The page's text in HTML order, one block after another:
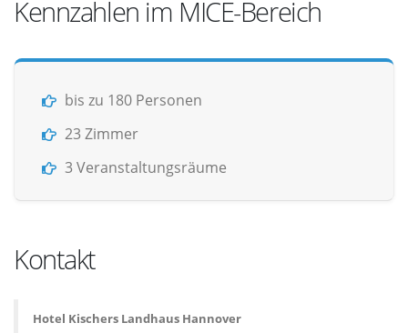
Kennzahlen im MICE-Bereich
bis zu 180 Personen
23 Zimmer
3 Veranstaltungsräume
Kontakt
Hotel Kischers Landhaus Hannover